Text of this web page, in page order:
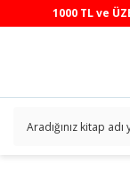
1000 TL ve